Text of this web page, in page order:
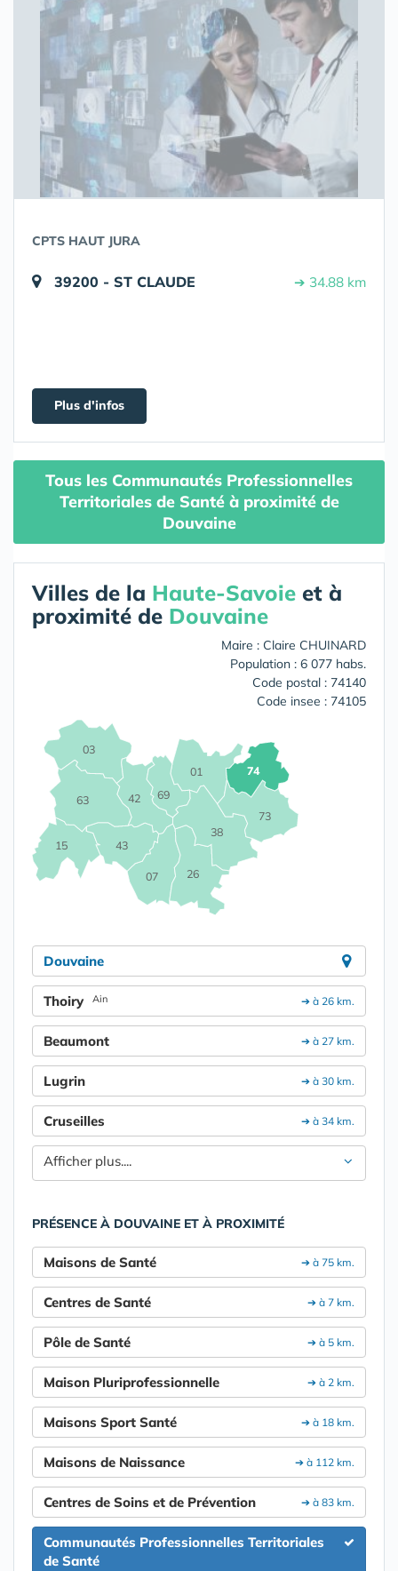
CPTS HAUT JURA
39200 - ST CLAUDE ➔ 34.88 km
Plus d'infos
Tous les Communautés Professionnelles
Territoriales de Santé à proximité de
Douvaine
Villes de la Haute-Savoie et à
proximité de Douvaine
Maire : Claire CHUINARD
Population : 6 077 habs.
Code postal : 74140
Code insee : 74105
01
03
07
15
26
38
42
43
63
69
73
74
Douvaine
➔ à 26 km.
Thoiry Ain
➔ à 27 km.
Beaumont
➔ à 30 km.
Lugrin
➔ à 34 km.
Cruseilles
Afficher plus....
PRÉSENCE À DOUVAINE ET À PROXIMITÉ
➔ à 75 km.
Maisons de Santé
➔ à 7 km.
Centres de Santé
➔ à 5 km.
Pôle de Santé
➔ à 2 km.
Maison Pluriprofessionnelle
➔ à 18 km.
Maisons Sport Santé
➔ à 112 km.
Maisons de Naissance
➔ à 83 km.
Centres de Soins et de Prévention
Communautés Professionnelles Territoriales
de Santé